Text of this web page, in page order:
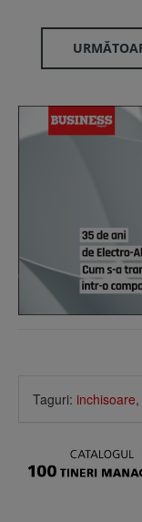
Taguri: inchisoare,